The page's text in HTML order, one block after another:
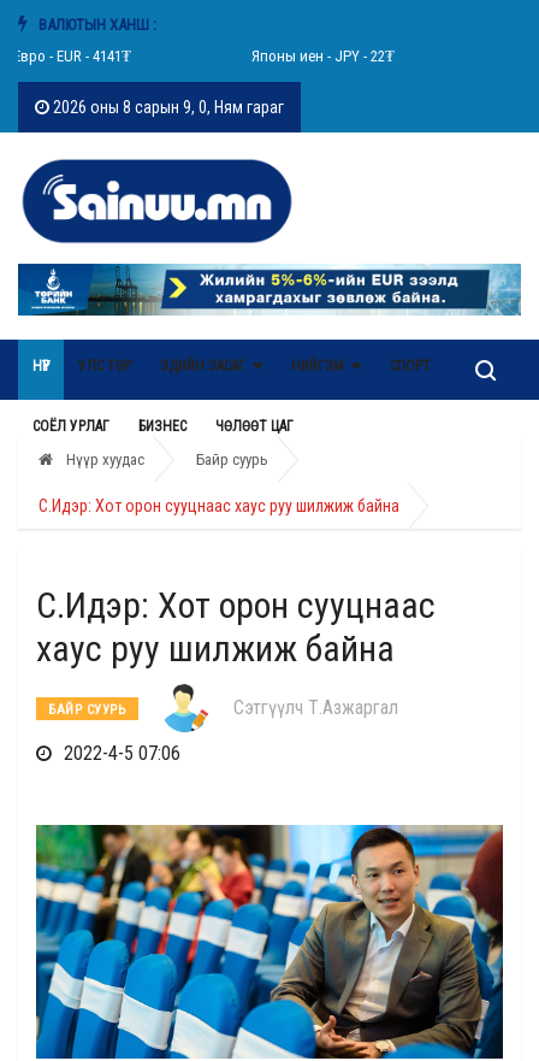
ВАЛЮТЫН ХАНШ :
- EUR - 4141₮
Японы иен - JPY - 22₮
2026 оны 8 сарын 9, 0, Ням гараг
НҮҮР УЛС ТӨР ЭДИЙН ЗАСАГ НИЙГЭМ СПОРТ
СОЁЛ УРЛАГ БИЗНЕС ЧӨЛӨӨТ ЦАГ
Нүүр хуудас Байр суурь
С.Идэр: Хот орон сууцнаас хаус руу шилжиж байна
С.Идэр: Хот орон сууцнаас
хаус руу шилжиж байна
БАЙР СУУРЬ
Сэтгүүлч Т.Азжаргал
2022-4-5 07:06